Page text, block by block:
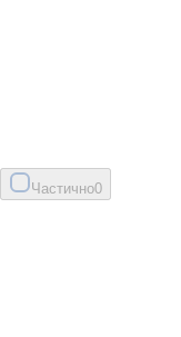
Частично0